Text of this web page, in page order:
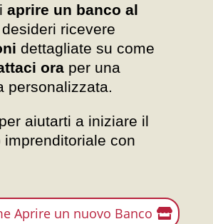
aprire un banco al
ricevere
dettagliate su come
oraper una
personalizzata.
aiutarti a iniziare il
imprenditoriale con
Aprire un nuovo Banco